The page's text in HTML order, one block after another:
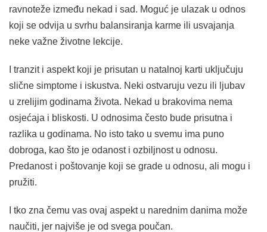
ravnoteže između nekad i sad. Moguć je ulazak u odnos
koji se odvija u svrhu balansiranja karme ili usvajanja
neke važne životne lekcije.
I tranzit i aspekt koji je prisutan u natalnoj karti uključuju
slične simptome i iskustva. Neki ostvaruju vezu ili ljubav
u zrelijim godinama života. Nekad u brakovima nema
osjećaja i bliskosti. U odnosima često bude prisutna i
razlika u godinama. No isto tako u svemu ima puno
dobroga, kao što je odanost i ozbiljnost u odnosu.
Predanost i poštovanje koji se grade u odnosu, ali mogu i
pružiti.
I tko zna čemu vas ovaj aspekt u narednim danima može
naučiti, jer najviše je od svega poučan.